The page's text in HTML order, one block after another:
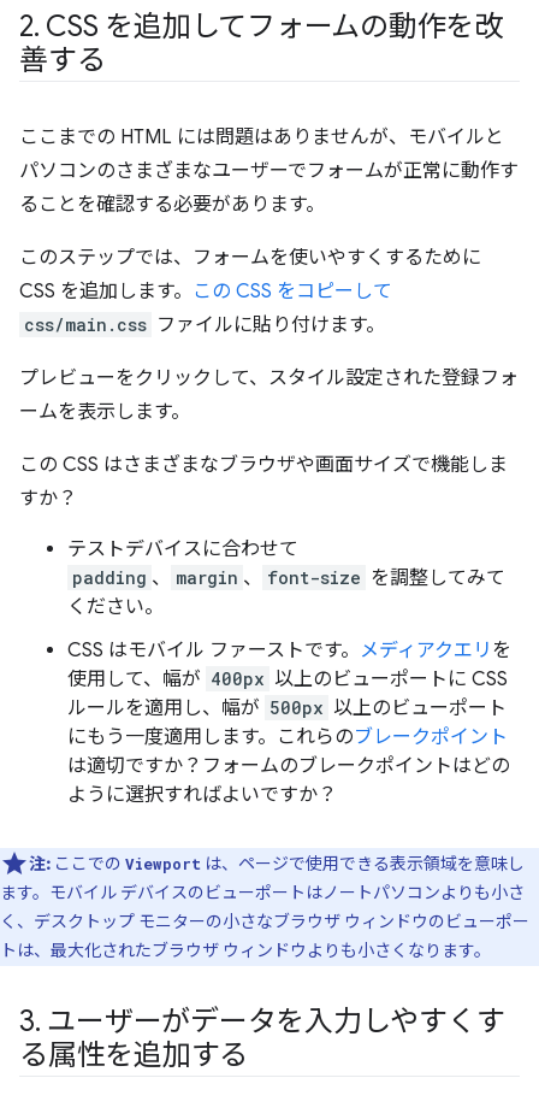
2. CSS を追加してフォームの動作を改
善する
ここまでの HTML には問題はありませんが、モバイルと
パソコンのさまざまなユーザーでフォームが正常に動作す
ることを確認する必要があります。
このステップでは、フォームを使いやすくするために
CSS を追加します。 この CSS をコピーして
css/main.css ファイルに貼り付けます。
プレビューをクリックして、スタイル設定された登録フォ
ームを表示します。
この CSS はさまざまなブラウザや画面サイズで機能しま
すか？
テストデバイスに合わせて
padding 、 margin 、 font-size を調整してみて
ください。
CSS はモバイル ファーストです。 メディアクエリ を
使用して、幅が 400px 以上のビューポートに CSS
ルールを適用し、幅が 500px 以上のビューポート
にもう一度適用します。これらのブレークポイント
は適切ですか？フォームのブレークポイントはどの
ように選択すればよいですか？
注: ここでの Viewport は、ページで使用できる表示領域を意味し
ます。モバイル デバイスのビューポートはノートパソコンよりも小さ
く、デスクトップ モニターの小さなブラウザ ウィンドウのビューポー
トは、最大化されたブラウザ ウィンドウよりも小さくなります。
3. ユーザーがデータを入力しやすくす
る属性を追加する